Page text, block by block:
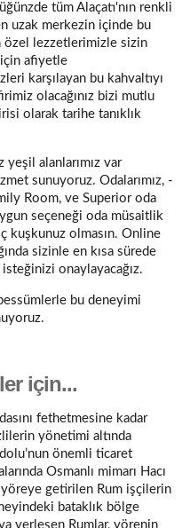
tüm Alaçatı'nın renkli
uzak merkezin içinde bu
özel lezzetlerimizle sizin
için afiyetle
karşılayan bu kahvaltıyı
olacağınız bizi mutlu
olarak tarihe tanıklık
yeşil alanlarımız var
sunuyoruz. Odalarımız, -
Room, ve Superior oda
seçeneği oda müsaitlik
kuşkunuz olmasın. Online
sizinle en kısa sürede
onaylayacağız.
bu deneyimi
için...
fethetmesine kadar
yönetimi altında
önemli ticaret
Osmanlı mimarı Hacı
yöreye getirilen Rum işçilerin
bataklık bölge
yerleşen Rumlar, yörenin